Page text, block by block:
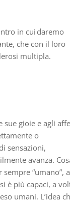
in cui daremo
che con il loro
multipla.
sue gioie e agli
o
sensazioni,
avanza.
“umano”, a
è più capaci, a
umani. L’idea